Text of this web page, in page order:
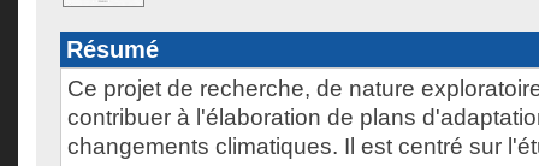
Résumé
Ce projet de recherche, de nature
contribuer à l'élaboration de plans
changements climatiques. Il est centré sur